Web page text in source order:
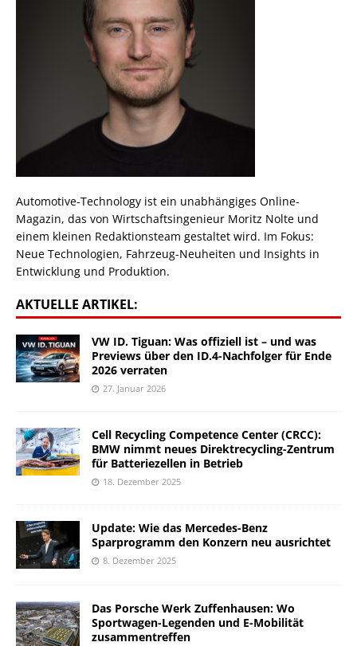
Automotive-Technology ist ein unabhängiges Online-
Magazin, das von Wirtschaftsingenieur Moritz Nolte und
einem kleinen Redaktionsteam gestaltet wird. Im Fokus:
Neue Technologien, Fahrzeug-Neuheiten und Insights in
Entwicklung und Produktion.
AKTUELLE ARTIKEL:
VW ID. Tiguan: Was offiziell ist – und was
Previews über den ID.4-Nachfolger für Ende
2026 verraten
27. Januar 2026
Cell Recycling Competence Center (CRCC):
BMW nimmt neues Direktrecycling-Zentrum
für Batteriezellen in Betrieb
18. Dezember 2025
Update: Wie das Mercedes-Benz
Sparprogramm den Konzern neu ausrichtet
8. Dezember 2025
Das Porsche Werk Zuffenhausen: Wo
Sportwagen-Legenden und E-Mobilität
zusammentreffen